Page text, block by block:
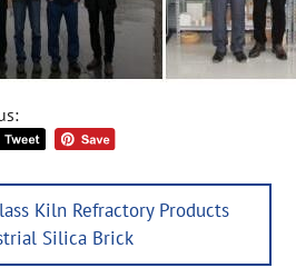
Kiln Refractory Products
Silica Brick